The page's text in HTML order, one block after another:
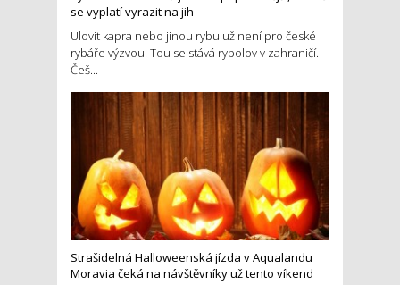
se vyplatí vyrazit na jih
Ulovit kapra nebo jinou rybu už není pro české
rybáře výzvou. Tou se stává rybolov v zahraničí.
Češ...
Strašidelná Halloweenská jízda v Aqualandu
Moravia čeká na návštěvníky už tento víkend